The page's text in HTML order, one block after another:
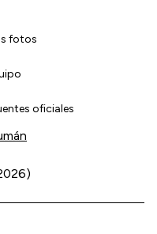
fotos
oficiales